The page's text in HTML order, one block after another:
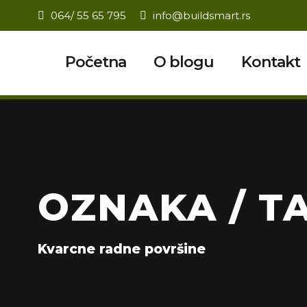
064/ 55 65 795 info@buildsmart.rs
Početna O blogu Kontakt
OZNAKA /
Kvarcne radne površine